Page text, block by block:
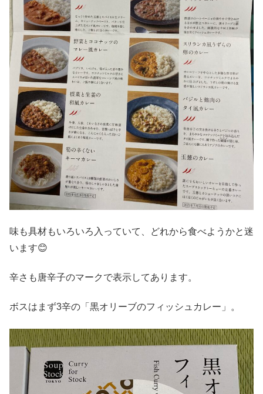
味も具材もいろいろ入っていて、どれから食べようかと迷
います😊
辛さも唐辛子のマークで表示してあります。
ボスはまず3辛の「黒オリーブのフィッシュカレー」。